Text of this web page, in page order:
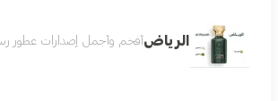
الرياضأفخم وأجمل إصدارات عطور